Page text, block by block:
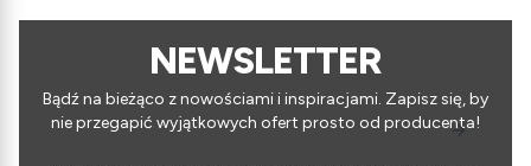
NEWSLETTER
Bądź na bieżąco z nowościami i inspiracjami. Zapisz się, by
nie przegapić wyjątkowych ofert prosto od producenta!